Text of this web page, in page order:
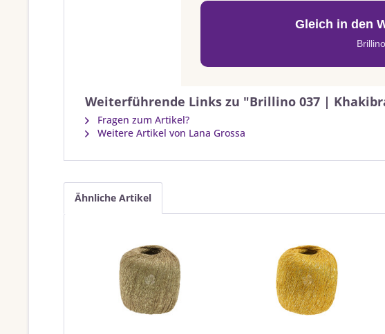
Gleich in den
Weiterführende Links zu "Brillino 037 |
Fragen zum Artikel?
Weitere Artikel von Lana Grossa
Ähnliche Artikel